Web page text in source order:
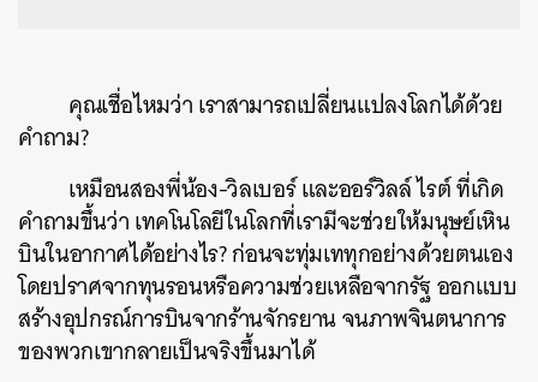
คุณเชื่อไหมว่า เราสามารถเปลี่ยนแปลงโลกได้ด้วย
คำถาม?
เหมือนสองพี่น้อง-วิลเบอร์ และออร์วิลล์ ไรต์ ที่เกิด
คำถามขึ้นว่า เทคโนโลยีในโลกที่เรามีจะช่วยให้มนุษย์เหิน
บินในอากาศได้อย่างไร? ก่อนจะทุ่มเททุกอย่างด้วยตนเอง
โดยปราศจากทุนรอนหรือความช่วยเหลือจากรัฐ ออกแบบ
สร้างอุปกรณ์การบินจากร้านจักรยาน จนภาพจินตนาการ
ของพวกเขากลายเป็นจริงขึ้นมาได้